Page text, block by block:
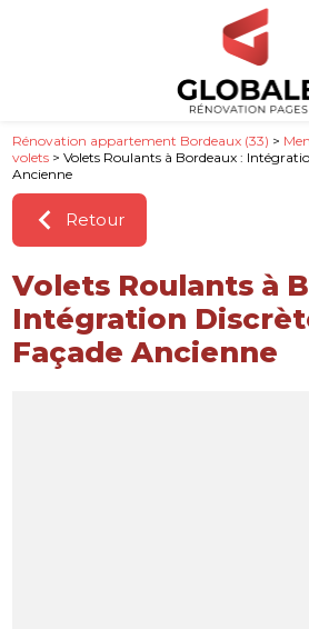
Rénovation appartement Bordeaux (33) >
volets > Volets Roulants à Bordeaux :
Ancienne
Retour
Volets Roulants à
Intégration
Façade Ancienne